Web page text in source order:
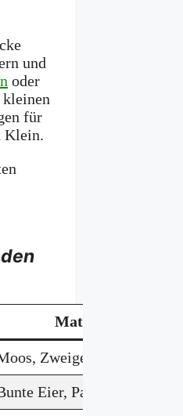
und
oder
kleinen
für
Klein.
Materialien
Zweige,
Eier, Papierblumen